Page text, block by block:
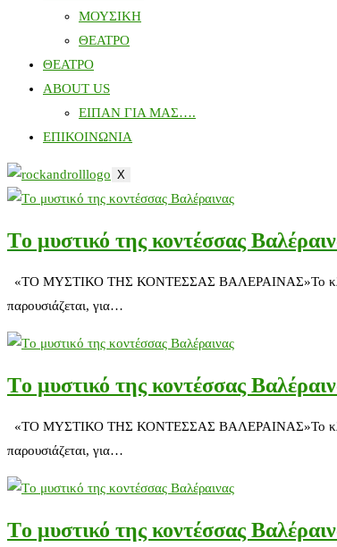
ΜΟΥΣΙΚΗ
ΘΕΑΤΡΟ
ΘΕΑΤΡΟ
ABOUT US
ΕΙΠΑΝ ΓΙΑ ΜΑΣ….
ΕΠΙΚΟΙΝΩΝΙΑ
X
Tο μυστικό της κοντέσσας
«ΤΟ ΜΥΣΤΙΚΟ ΤΗΣ ΚΟΝΤΕΣΣΑΣ ΒΑΛΕΡΑΙΝΑΣ»Το
παρουσιάζεται, για…
Tο μυστικό της κοντέσσας
«ΤΟ ΜΥΣΤΙΚΟ ΤΗΣ ΚΟΝΤΕΣΣΑΣ ΒΑΛΕΡΑΙΝΑΣ»Το
παρουσιάζεται, για…
Tο μυστικό της κοντέσσας